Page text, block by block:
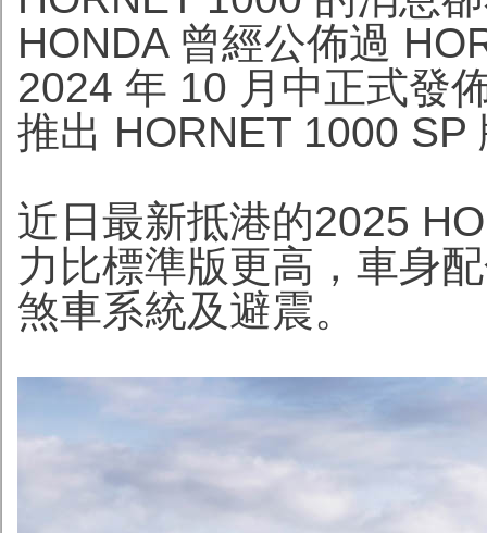
HONDA 曾經公佈過
2024 年 10 月中正式發
推出 HORNET 1000 SP
近日最新抵港的2025
力比標準版更高，車身
煞車系統及避震。